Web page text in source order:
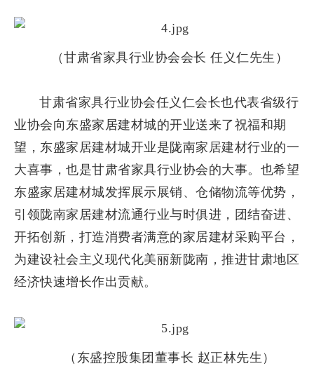
（甘肃省家具行业协会会长 任义仁先生）
甘肃省家具行业协会任义仁会长也代表省级行
业协会向东盛家居建材城的开业送来了祝福和期
望，东盛家居建材城开业是陇南家居建材行业的一
大喜事，也是甘肃省家具行业协会的大事。也希望
东盛家居建材城发挥展示展销、仓储物流等优势，
引领陇南家居建材流通行业与时俱进，团结奋进、
开拓创新，打造消费者满意的家居建材采购平台，
为建设社会主义现代化美丽新陇南，推进甘肃地区
经济快速增长作出贡献。
（东盛控股集团董事长 赵正林先生）